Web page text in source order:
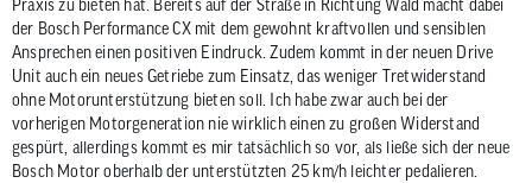
Praxis zu bieten hat. Bereits auf der Straße in Richtung Wald macht dabei
der Bosch Performance CX mit dem gewohnt kraftvollen und sensiblen
Ansprechen einen positiven Eindruck. Zudem kommt in der neuen Drive
Unit auch ein neues Getriebe zum Einsatz, das weniger Tretwiderstand
ohne Motorunterstützung bieten soll. Ich habe zwar auch bei der
vorherigen Motorgeneration nie wirklich einen zu großen Widerstand
gespürt, allerdings kommt es mir tatsächlich so vor, als ließe sich der neue
Bosch Motor oberhalb der unterstützten 25 km/h leichter pedalieren.